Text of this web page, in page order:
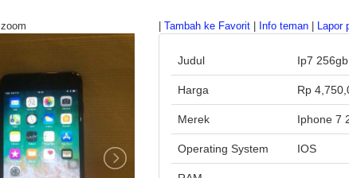
Tambah ke Favorit Info teman Lapor
Judul Ip7 256gb
Harga Rp
Merek Iphone 7
Operating System IOS